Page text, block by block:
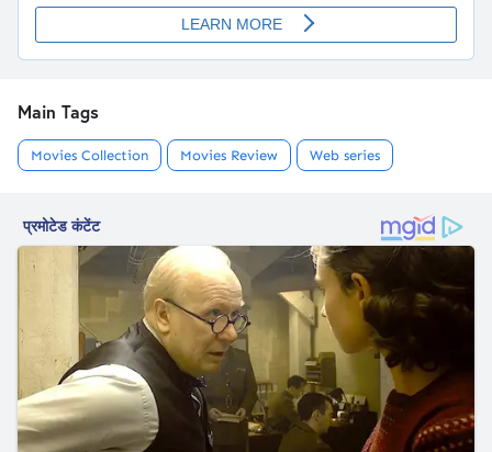
Main Tags
Movies Collection Movies Review Web series